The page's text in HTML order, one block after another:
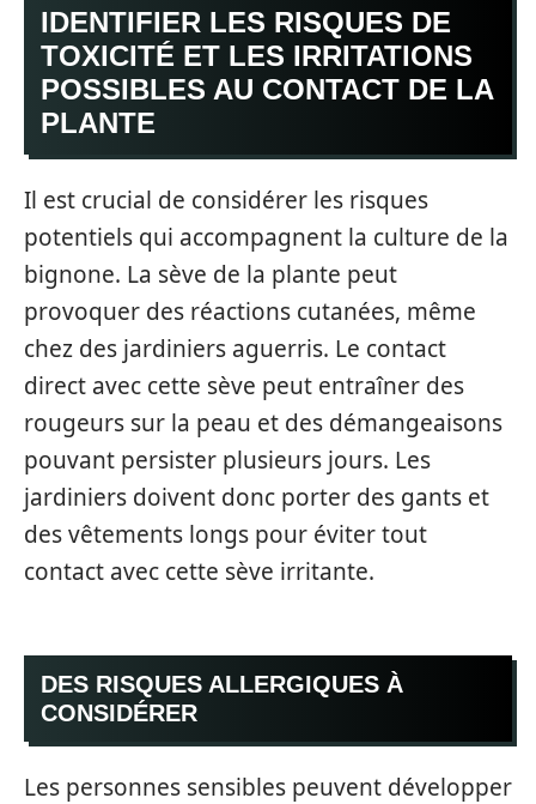
IDENTIFIER LES RISQUES DE
TOXICITÉ ET LES IRRITATIONS
POSSIBLES AU CONTACT DE LA
PLANTE
Il est crucial de considérer les risques
potentiels qui accompagnent la culture de la
bignone. La sève de la plante peut
provoquer des réactions cutanées, même
chez des jardiniers aguerris. Le contact
direct avec cette sève peut entraîner des
rougeurs sur la peau et des démangeaisons
pouvant persister plusieurs jours. Les
jardiniers doivent donc porter des gants et
des vêtements longs pour éviter tout
contact avec cette sève irritante.
DES RISQUES ALLERGIQUES À
CONSIDÉRER
Les personnes sensibles peuvent développer